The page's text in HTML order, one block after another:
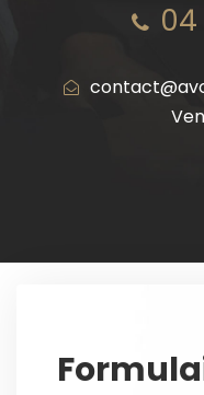
04